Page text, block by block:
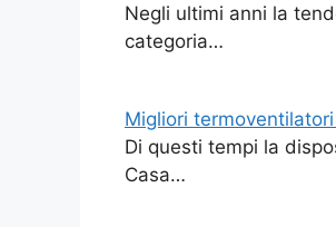
Negli ultimi anni la
categoria…
Migliori
Di questi tempi la
Casa…